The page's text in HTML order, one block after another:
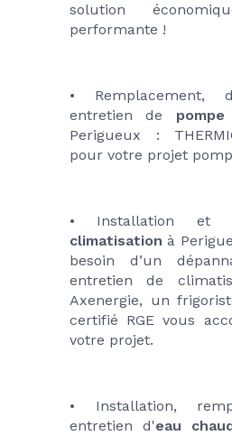
solution
performante !
• Remplacement,
entretien de
Perigueux :
pour votre projet
climatisation à
besoin d’un
entretien de
Axenergie, un
certifié RGE vous
votre projet.
• Installation,
entretien d'eau